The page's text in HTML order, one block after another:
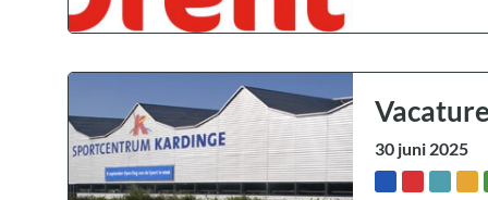
30 juni 2025